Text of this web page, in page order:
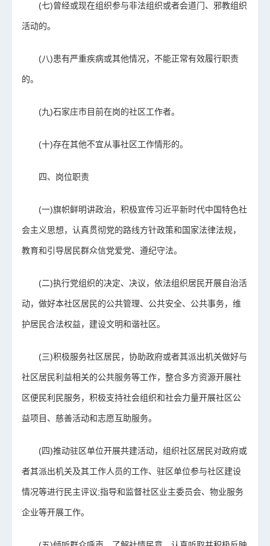
(七)曾经或现在组织参与非法组织或者会道门、邪教组织
活动的。
(八)患有严重疾病或其他情况，不能正常有效履行职责
的。
(九)石家庄市目前在岗的社区工作者。
(十)存在其他不宜从事社区工作情形的。
四、岗位职责
(一)旗帜鲜明讲政治，积极宣传习近平新时代中国特色社
会主义思想，认真贯彻党的路线方针政策和国家法律法规，
教育和引导居民群众信党爱党、遵纪守法。
(二)执行党组织的决定、决议，依法组织居民开展自治活
动，做好本社区居民的公共管理、公共安全、公共事务，维
护居民合法权益，建设文明和谐社区。
(三)积极服务社区居民，协助政府或者其派出机关做好与
社区居民利益相关的公共服务等工作，整合多方资源开展社
区便民利民服务，积极支持社会组织和社会力量开展社区公
益项目、慈善活动和志愿互助服务。
(四)推动驻区单位开展共建活动，组织社区居民对政府或
者其派出机关及其工作人员的工作、驻区单位参与社区建设
情况等进行民主评议;指导和监督社区业主委员会、物业服务
企业等开展工作。